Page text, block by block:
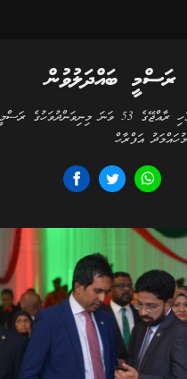
ރަސްމީ ބައްދަލުވުން
25 ޖުލައި 2018: ދިވެހި ރާއްޖޭގެ 53 ވަނަ
އަފްރާހް